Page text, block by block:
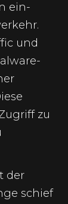
ein-
und
zu
der
schief